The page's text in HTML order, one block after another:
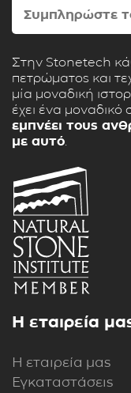
Στην Stonetech
πετρώματος και
μία μοναδική
έχει ένα
εμπνέει τους
με αυτό.
Η εταιρεία
Η εταιρεία μας
Εγκαταστάσεις